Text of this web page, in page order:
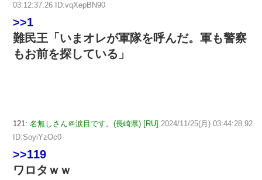
03:12:37.26 ID:vqXepBN90
>>1
難民王「いまオレが軍隊を呼んだ。軍も警察
もお前を探している」
121: 名無しさん＠涙目です。(長崎県) [RU] 2024/11/25(月) 03:44:28.92
ID:SoyiYzOc0
>>119
ワロタｗｗ